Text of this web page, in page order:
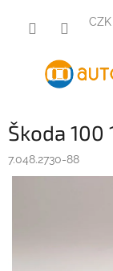
obsah
CZK
Škoda 100
7.048.2730-88